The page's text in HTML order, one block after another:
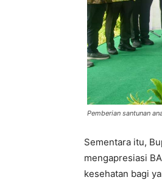
Pemberian santunan
Sementara itu,
mengapresiasi
kesehatan bagi